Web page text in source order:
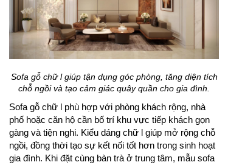
Sofa gỗ chữ l giúp tận dụng góc phòng, tăng diện tích
chỗ ngồi và tạo cảm giác quây quần cho gia đình.
Sofa gỗ chữ l phù hợp với phòng khách rộng, nhà
phố hoặc căn hộ cần bố trí khu vực tiếp khách gọn
gàng và tiện nghi. Kiểu dáng chữ l giúp mở rộng chỗ
ngồi, đồng thời tạo sự kết nối tốt hơn trong sinh hoạt
gia đình. Khi đặt cùng bàn trà ở trung tâm, mẫu sofa